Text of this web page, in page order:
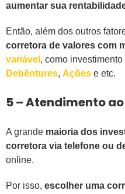
aumentar sua
Então, além dos outros
corretora de valores com
variável , como investimento
Debêntures, Ações e etc.
5 – Atendimento
A grande maioria dos
corretora via telefone ou
online.
Por isso, escolher uma